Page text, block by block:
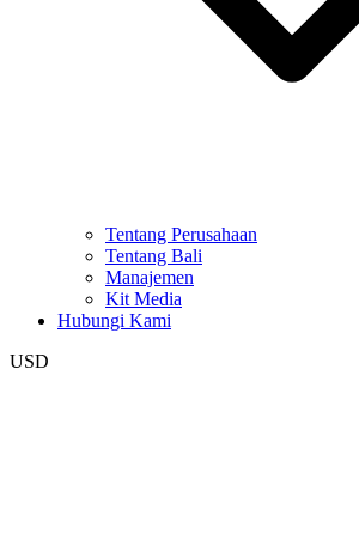
Tentang Perusahaan
Tentang Bali
Manajemen
Kit Media
Hubungi Kami
USD